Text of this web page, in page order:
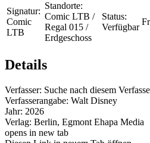
Signatur:
Comic
LTB
Standorte:
Comic LTB /
Regal 015 /
Erdgeschoss
Status:
Verfügbar
Details
Verfasser: Suche nach diesem
Verfasserangabe: Walt Disney
Jahr: 2026
Verlag: Berlin, Egmont Ehapa Media
opens in new tab